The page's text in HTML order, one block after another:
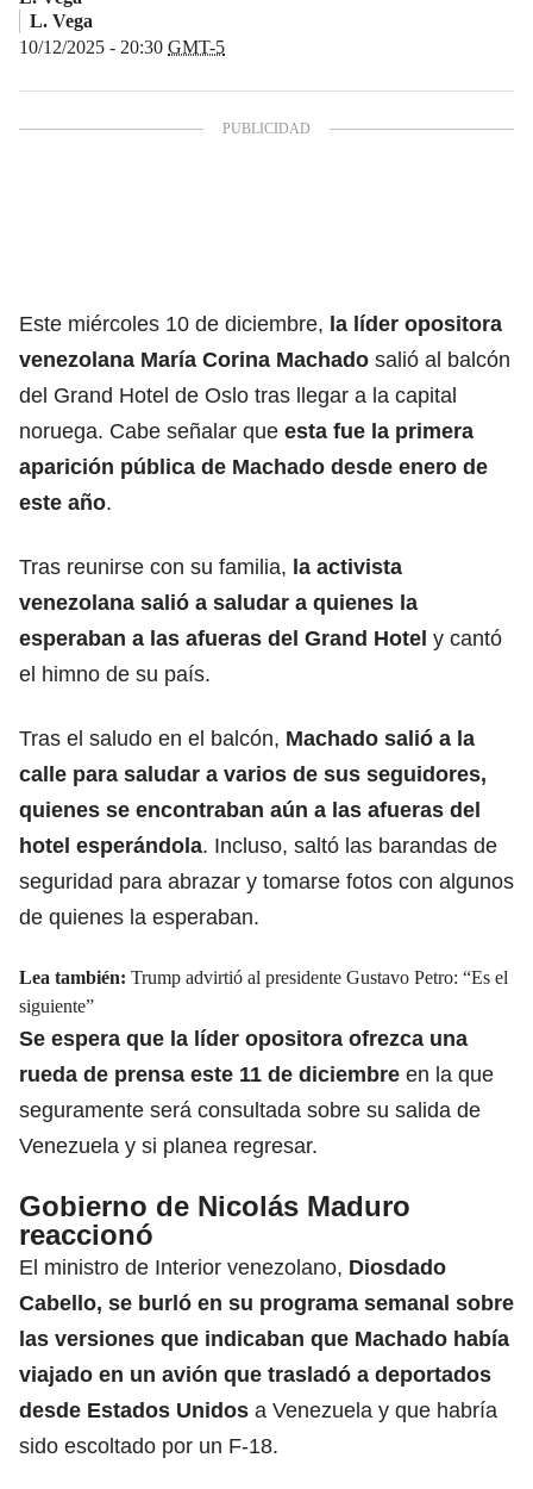
L. Vega
10/12/2025 - 20:30 GMT-5
Este miércoles 10 de diciembre, la líder opositora
venezolana María Corina Machado salió al balcón
del Grand Hotel de Oslo tras llegar a la capital
noruega. Cabe señalar que esta fue la primera
aparición pública de Machado desde enero de
este año.
Tras reunirse con su familia, la activista
venezolana salió a saludar a quienes la
esperaban a las afueras del Grand Hotel y cantó
el himno de su país.
Tras el saludo en el balcón, Machado salió a la
calle para saludar a varios de sus seguidores,
quienes se encontraban aún a las afueras del
hotel esperándola. Incluso, saltó las barandas de
seguridad para abrazar y tomarse fotos con algunos
de quienes la esperaban.
Lea también: Trump advirtió al presidente Gustavo Petro: “Es el
siguiente”
Se espera que la líder opositora ofrezca una
rueda de prensa este 11 de diciembre en la que
seguramente será consultada sobre su salida de
Venezuela y si planea regresar.
Gobierno de Nicolás Maduro
reaccionó
El ministro de Interior venezolano, Diosdado
Cabello, se burló en su programa semanal sobre
las versiones que indicaban que Machado había
viajado en un avión que trasladó a deportados
desde Estados Unidos a Venezuela y que habría
sido escoltado por un F-18.